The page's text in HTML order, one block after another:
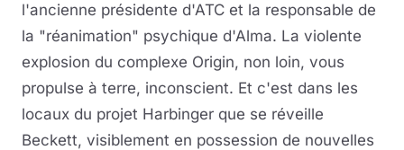
l'ancienne présidente d'ATC et la responsable de
la "réanimation" psychique d'Alma. La violente
explosion du complexe Origin, non loin, vous
propulse à terre, inconscient. Et c'est dans les
locaux du projet Harbinger que se réveille
Beckett, visiblement en possession de nouvelles